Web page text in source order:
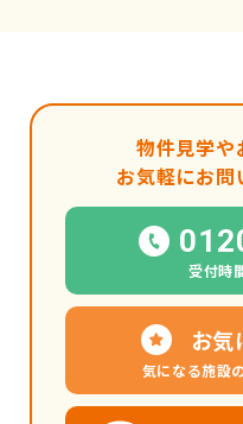
物件見学や
お気軽にお問
受付時
お気
気になる施設